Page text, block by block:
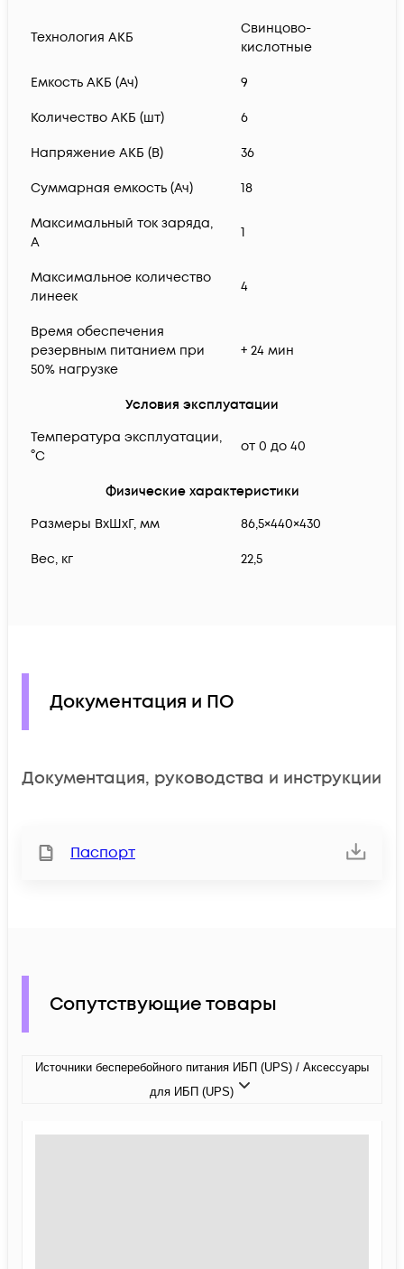
Технология АКБ
Свинцово-
кислотные
Емкость АКБ (Ач) 9
Количество АКБ (шт) 6
Напряжение АКБ (В) 36
Суммарная емкость (Ач) 18
Максимальный ток заряда,
А
1
Максимальное количество
линеек
4
Время обеспечения
резервным питанием при
50% нагрузке
+ 24 мин
Условия эксплуатации
Температура эксплуатации,
°C
от 0 до 40
Физические характеристики
Размеры ВxШxГ, мм
86,5×440×430
Вес, кг 22,5
Документация и ПО
Документация, руководства и инструкции
Паспорт
Сопутствующие товары
Источники бесперебойного питания ИБП (UPS) / Аксессуары
для ИБП (UPS)